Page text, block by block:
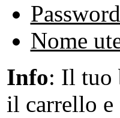
Nome
Info: Il tuo
il carrello e